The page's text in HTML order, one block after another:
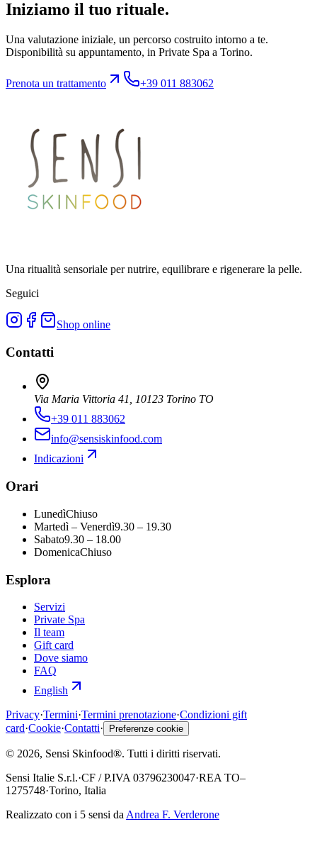
Iniziamo il tuo rituale.
Una valutazione iniziale, un percorso costruito intorno a te.
Disponibilità su appuntamento, in Private Spa a Torino.
Prenota un trattamento +39 011 883062
Una ritualità sensoriale per nutrire, equilibrare e rigenerare la pelle.
Seguici
Shop online
Contatti
Via Maria Vittoria 41, 10123 Torino TO
+39 011 883062
info@sensiskinfood.com
Indicazioni
Orari
LunedìChiuso
Martedì – Venerdì9.30 – 19.30
Sabato9.30 – 18.00
DomenicaChiuso
Esplora
Servizi
Private Spa
Il team
Gift card
Dove siamo
FAQ
English
Privacy·Termini·Termini prenotazione·Condizioni gift
card·Cookie·Contatti· Preferenze cookie
© 2026, Sensi Skinfood®. Tutti i diritti riservati.
Sensi Italie S.r.l.·CF / P.IVA 03796230047·REA TO–
1275748·Torino, Italia
Realizzato con i 5 sensi da Andrea F. Verderone